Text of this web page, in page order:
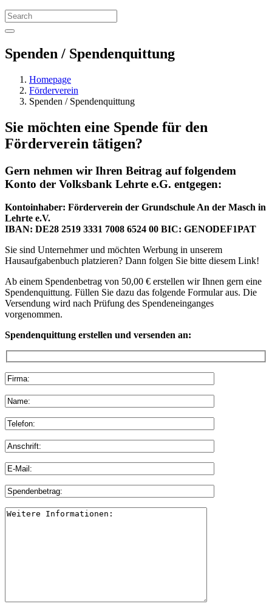
Search
Spenden / Spendenquittung
Homepage
Förderverein
Spenden / Spendenquittung
Sie möchten eine Spende für den
Förderverein tätigen?
Gern nehmen wir Ihren Beitrag auf folgendem
Konto der Volksbank Lehrte e.G. entgegen:
Kontoinhaber: Förderverein der Grundschule An der Masch in
Lehrte e.V.
IBAN: DE28 2519 3331 7008 6524 00 BIC: GENODEF1PAT
Sie sind Unternehmer und möchten Werbung in unserem
Hausaufgabenbuch platzieren? Dann folgen Sie bitte diesem Link!
Ab einem Spendenbetrag von 50,00 € erstellen wir Ihnen gern eine
Spendenquittung. Füllen Sie dazu das folgende Formular aus. Die
Versendung wird nach Prüfung des Spendeneinganges
vorgenommen.
Spendenquittung erstellen und versenden an: